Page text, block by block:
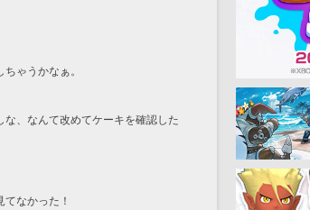
ゃうかなぁ。
、なんて改めてケーキを確認した
なかった！